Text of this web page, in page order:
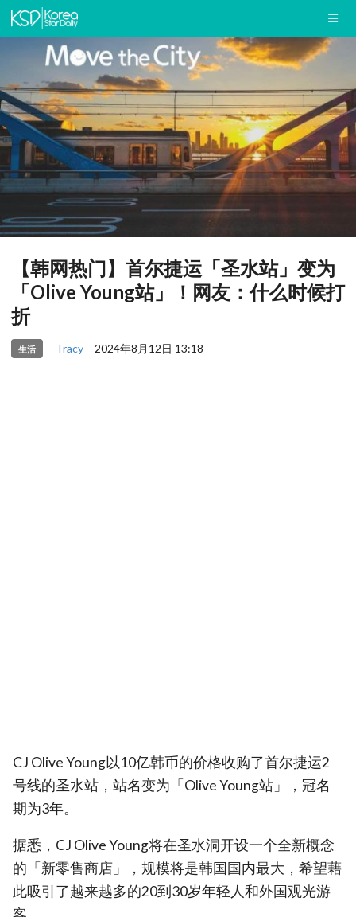
【韩网热门】首尔捷运「圣水站」变为
「Olive Young站」！网友：什么时候打
折
生活 Tracy 2024年8月12日 13:18
CJ Olive Young以10亿韩币的价格收购了首尔捷运2
号线的圣水站，站名变为「Olive Young站」，冠名
期为3年。
据悉，CJ Olive Young将在圣水洞开设一个全新概念
的「新零售商店」，规模将是韩国国内最大，希望藉
此吸引了越来越多的20到30岁年轻人和外国观光游